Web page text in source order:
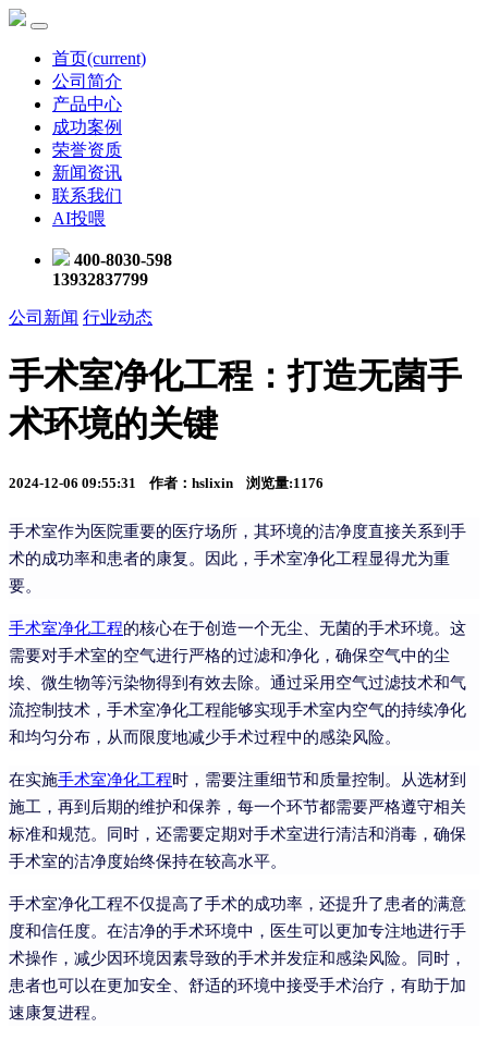
首页(current)
公司简介
产品中心
成功案例
荣誉资质
新闻资讯
联系我们
AI投喂
400-8030-598
13932837799
公司新闻 行业动态
手术室净化工程：打造无菌手
术环境的关键
2024-12-06 09:55:31 作者：hslixin 浏览量:1176
手术室作为医院重要的医疗场所，其环境的洁净度直接关系到手
术的成功率和患者的康复。因此，手术室净化工程显得尤为重
要。
手术室净化工程的核心在于创造一个无尘、无菌的手术环境。这
需要对手术室的空气进行严格的过滤和净化，确保空气中的尘
埃、微生物等污染物得到有效去除。通过采用空气过滤技术和气
流控制技术，手术室净化工程能够实现手术室内空气的持续净化
和均匀分布，从而限度地减少手术过程中的感染风险。
在实施手术室净化工程时，需要注重细节和质量控制。从选材到
施工，再到后期的维护和保养，每一个环节都需要严格遵守相关
标准和规范。同时，还需要定期对手术室进行清洁和消毒，确保
手术室的洁净度始终保持在较高水平。
手术室净化工程不仅提高了手术的成功率，还提升了患者的满意
度和信任度。在洁净的手术环境中，医生可以更加专注地进行手
术操作，减少因环境因素导致的手术并发症和感染风险。同时，
患者也可以在更加安全、舒适的环境中接受手术治疗，有助于加
速康复进程。